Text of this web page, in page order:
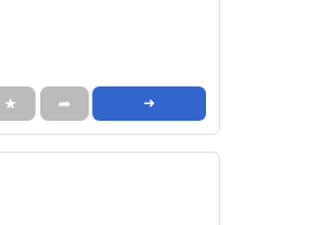
★ ➦ ➜